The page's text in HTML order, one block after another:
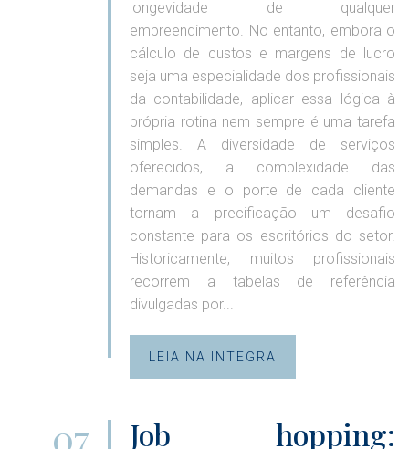
longevidade de qualquer
empreendimento. No entanto, embora o
cálculo de custos e margens de lucro
seja uma especialidade dos profissionais
da contabilidade, aplicar essa lógica à
própria rotina nem sempre é uma tarefa
simples. A diversidade de serviços
oferecidos, a complexidade das
demandas e o porte de cada cliente
tornam a precificação um desafio
constante para os escritórios do setor.
Historicamente, muitos profissionais
recorrem a tabelas de referência
divulgadas por...
LEIA NA INTEGRA
07 Job hopping: